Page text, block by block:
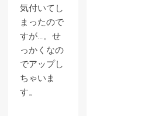
気付いてし
まったので
すが…。せ
っかくなの
でアップし
ちゃいま
す。